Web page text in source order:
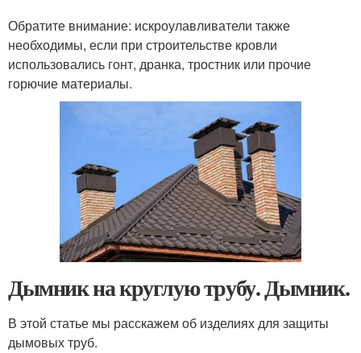
Обратите внимание: искроулавливатели также
необходимы, если при строительстве кровли
использовались гонт, дранка, тростник или прочие
горючие материалы.
Дымник на круглую трубу. Дымник.
В этой статье мы расскажем об изделиях для защиты
дымовых труб.